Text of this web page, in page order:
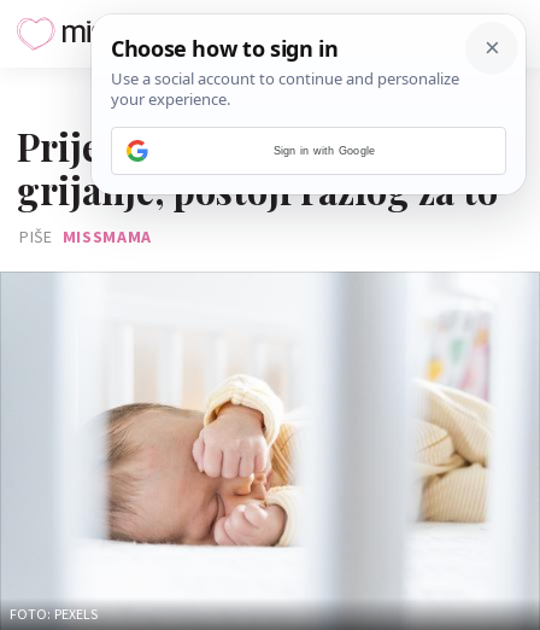
Prije spavanja uvijek ugasi
grijanje, postoji razlog za to
PIŠE MISSMAMA
FOTO: PEXELS
Sign in with Google